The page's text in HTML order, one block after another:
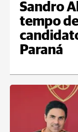
Sandro
tempo
Paraná